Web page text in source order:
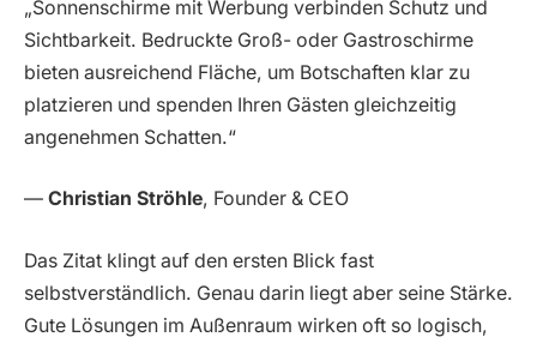
„Sonnenschirme mit Werbung verbinden Schutz und
Sichtbarkeit. Bedruckte Groß- oder Gastroschirme
bieten ausreichend Fläche, um Botschaften klar zu
platzieren und spenden Ihren Gästen gleichzeitig
angenehmen Schatten.“
— Christian Ströhle, Founder & CEO
Das Zitat klingt auf den ersten Blick fast
selbstverständlich. Genau darin liegt aber seine Stärke.
Gute Lösungen im Außenraum wirken oft so logisch,